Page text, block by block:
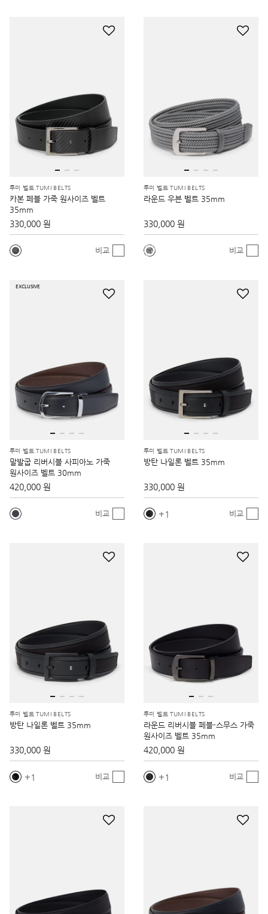
투미 벨트 TUMI BELTS
카본 페블 가죽 원사이즈 벨트
35mm
330,000 원
비교
투미 벨트 TUMI BELTS
라운드 우븐 벨트 35mm
330,000 원
비교
EXCLUSIVE
투미 벨트 TUMI BELTS
말발굽 리버시블 사피아노 가죽
원사이즈 벨트 30mm
420,000 원
비교
투미 벨트 TUMI BELTS
방탄 나일론 벨트 35mm
330,000 원
1 비교
투미 벨트 TUMI BELTS
방탄 나일론 벨트 35mm
330,000 원
1 비교
투미 벨트 TUMI BELTS
라운드 리버시블 페블-스무스 가죽
원사이즈 벨트 35mm
420,000 원
1 비교